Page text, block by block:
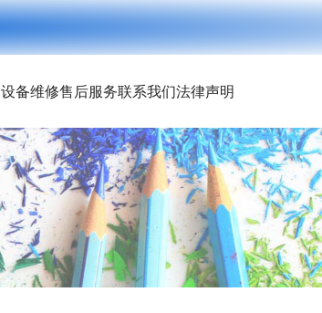
设备维修售后服务联系我们法律声明